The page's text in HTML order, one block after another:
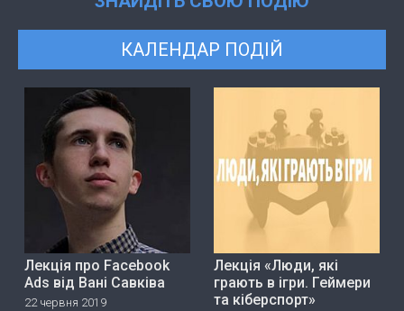
КАЛЕНДАР ПОДІЙ
Лекція про Facebook
Ads від Вані Савківа
22 червня 2019
Лекція «Люди, які
грають в ігри. Геймери
та кіберспорт»